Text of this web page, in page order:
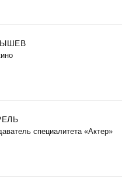
специалитета «Актер»